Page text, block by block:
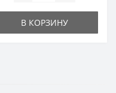
В КОРЗИНУ